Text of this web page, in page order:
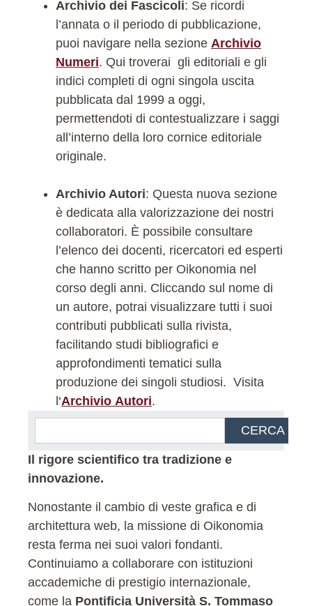
Archivio dei Fascicoli: Se ricordi
l’annata o il periodo di pubblicazione,
puoi navigare nella sezione Archivio
Numeri. Qui troverai gli editoriali e gli
indici completi di ogni singola uscita
pubblicata dal 1999 a oggi,
permettendoti di contestualizzare i saggi
all’interno della loro cornice editoriale
originale.
Archivio Autori: Questa nuova sezione
è dedicata alla valorizzazione dei nostri
collaboratori. È possibile consultare
l’elenco dei docenti, ricercatori ed esperti
che hanno scritto per Oikonomia nel
corso degli anni. Cliccando sul nome di
un autore, potrai visualizzare tutti i suoi
contributi pubblicati sulla rivista,
facilitando studi bibliografici e
approfondimenti tematici sulla
produzione dei singoli studiosi. Visita
l‘Archivio Autori.
CERCA
Il rigore scientifico tra tradizione e
innovazione.
Nonostante il cambio di veste grafica e di
architettura web, la missione di Oikonomia
resta ferma nei suoi valori fondanti.
Continuiamo a collaborare con istituzioni
accademiche di prestigio internazionale,
come la Pontificia Università S. Tommaso